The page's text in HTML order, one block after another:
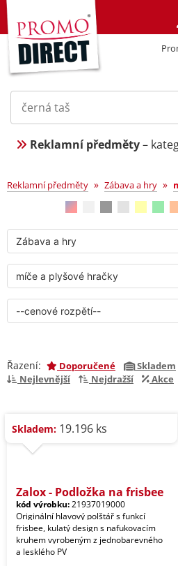
Reklamní předměty–
míče a plyšové
Reklamní předměty » Zábava a hry »
Řazení: Doporučené Skladem
Nejlevnější
Nejdražší Akce
Skladem: 19.196 ks
Zalox - Podložka na frisbee
kód výrobku:21937019000
Originální hlavový polštář s funkcí
frisbee, kulatý design s nafukovacím
kruhem vyrobeným z jednobarevného
a lesklého PV